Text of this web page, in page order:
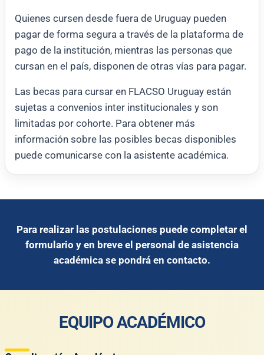
Quienes cursen desde fuera de Uruguay pueden
pagar de forma segura a través de la plataforma de
pago de la institución, mientras las personas que
cursan en el país, disponen de otras vías para pagar.
Las becas para cursar en FLACSO Uruguay están
sujetas a convenios inter institucionales y son
limitadas por cohorte. Para obtener más
información sobre las posibles becas disponibles
puede comunicarse con la asistente académica.
Para realizar las postulaciones puede completar el
formulario y en breve el personal de asistencia
académica se pondrá en contacto.
EQUIPO ACADÉMICO